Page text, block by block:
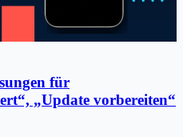
für
„Update vorbereiten“